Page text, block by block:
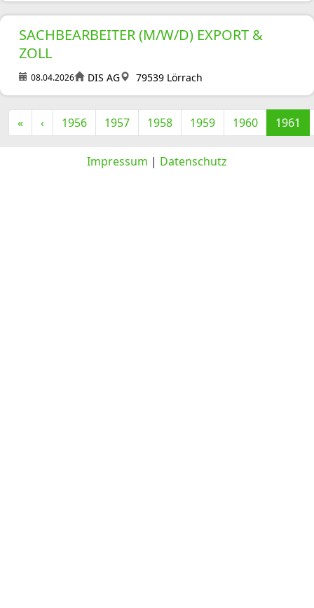
SACHBEARBEITER (M/W/D) EXPORT &
ZOLL
08.04.2026 DIS AG 79539 Lörrach
« ‹ 1956 1957 1958 1959 1960 1961
Impressum | Datenschutz